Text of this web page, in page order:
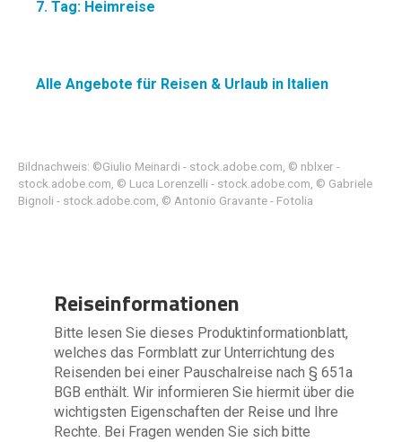
7. Tag: Heimreise
Alle Angebote für Reisen & Urlaub in Italien
Bildnachweis: ©Giulio Meinardi - stock.adobe.com, © nblxer -
stock.adobe.com, © Luca Lorenzelli - stock.adobe.com, © Gabriele
Bignoli - stock.adobe.com, © Antonio Gravante - Fotolia
Reiseinformationen
Bitte lesen Sie dieses Produktinformationblatt,
welches das Formblatt zur Unterrichtung des
Reisenden bei einer Pauschalreise nach § 651a
BGB enthält. Wir informieren Sie hiermit über die
wichtigsten Eigenschaften der Reise und Ihre
Rechte. Bei Fragen wenden Sie sich bitte